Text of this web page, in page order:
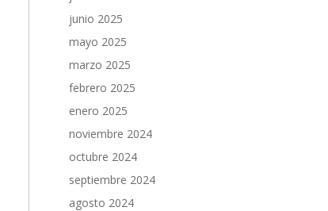
junio 2025
mayo 2025
marzo 2025
febrero 2025
enero 2025
noviembre 2024
octubre 2024
septiembre 2024
agosto 2024